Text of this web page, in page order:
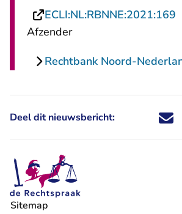
ECLI:NL:RBNNE:2021:169
Afzender
Rechtbank Noord-
Deel dit nieuwsbericht: Deel dit
Deel
Sitemap